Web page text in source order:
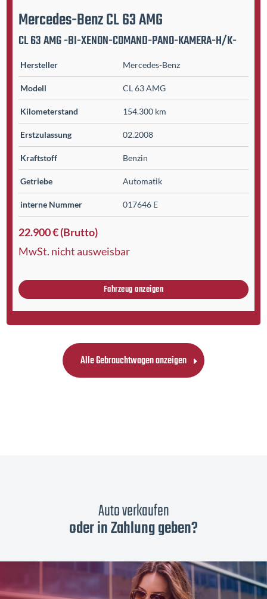
Mercedes-BenzCL 63 AMG
CL 63 AMG -BI-XENON-COMAND-PANO-KAMERA-H/K-
Hersteller Mercedes-Benz
Modell CL 63 AMG
Kilometer­stand 154.300 km
Erst­zulassung 02.2008
Kraftstoff Benzin
Getriebe Automatik
interne Nummer 017646 E
22.900 € (Brutto)
MwSt. nicht ausweisbar
Fahrzeug anzeigen
Alle Gebrauchtwagen anzeigen
Auto verkaufen
oder in Zahlung geben?